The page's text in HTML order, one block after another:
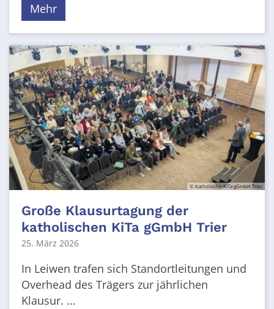
Mehr
© Katholische KiTa gGmbH Trier
Große Klausurtagung der
katholischen KiTa gGmbH Trier
25. März 2026
In Leiwen trafen sich Standortleitungen und
Overhead des Trägers zur jährlichen
Klausur. ...